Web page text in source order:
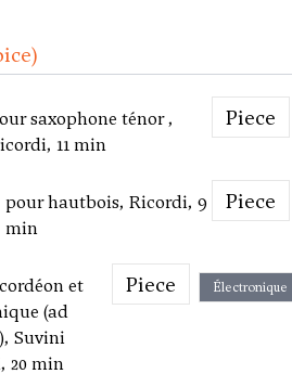
saxophone ténor ,
11 min
Piece
pour hautbois, Ricordi, 9
min
Piece
et
(ad
Suvini
20 min
Piece Électronique